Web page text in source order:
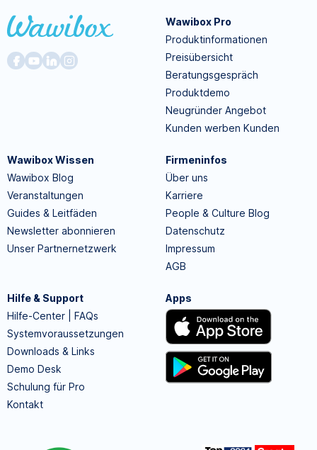
Wawibox Pro
Produktinformationen
Preisübersicht
Beratungsgespräch
Produktdemo
Neugründer Angebot
Kunden werben Kunden
Wawibox Wissen
Wawibox Blog
Veranstaltungen
Guides & Leitfäden
Newsletter abonnieren
Unser Partnernetzwerk
Firmeninfos
Über uns
Karriere
People & Culture Blog
Datenschutz
Impressum
AGB
Hilfe & Support
Hilfe-Center | FAQs
Systemvoraussetzungen
Downloads & Links
Demo Desk
Schulung für Pro
Kontakt
Apps